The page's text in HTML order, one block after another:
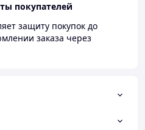
покупателей
защиту покупок до
заказа через